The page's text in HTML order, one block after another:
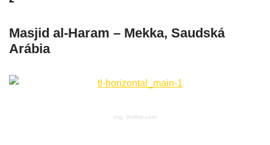
Masjid al-Haram – Mekka, Saudská
Arábia
img: thrillist.com